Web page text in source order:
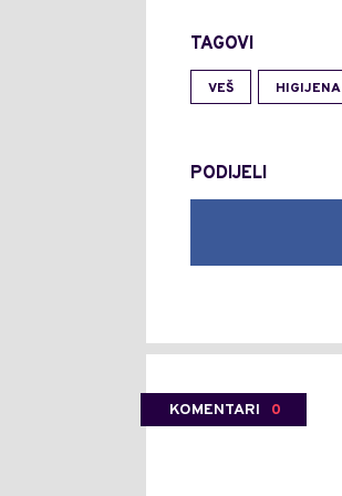
TAGOVI
VEŠ HIGIJENA
PODIJELI
KOMENTARI 0